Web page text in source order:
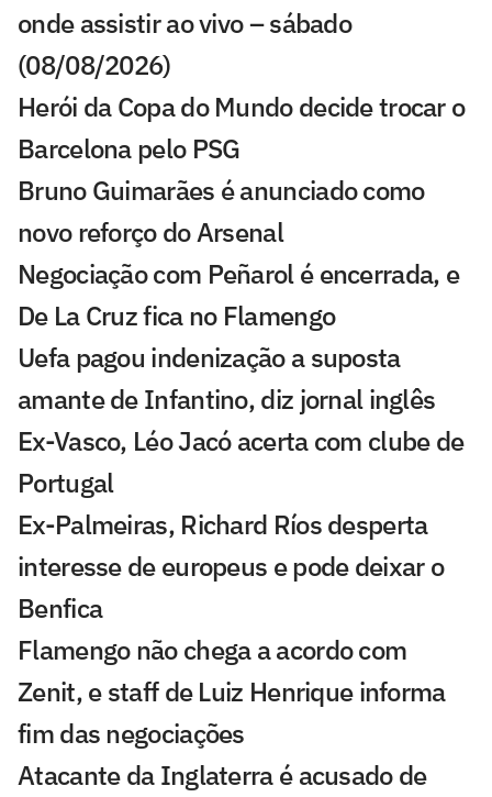
onde assistir ao vivo – sábado
(08/08/2026)
Herói da Copa do Mundo decide trocar o
Barcelona pelo PSG
Bruno Guimarães é anunciado como
novo reforço do Arsenal
Negociação com Peñarol é encerrada, e
De La Cruz fica no Flamengo
Uefa pagou indenização a suposta
amante de Infantino, diz jornal inglês
Ex-Vasco, Léo Jacó acerta com clube de
Portugal
Ex-Palmeiras, Richard Ríos desperta
interesse de europeus e pode deixar o
Benfica
Flamengo não chega a acordo com
Zenit, e staff de Luiz Henrique informa
fim das negociações
Atacante da Inglaterra é acusado de